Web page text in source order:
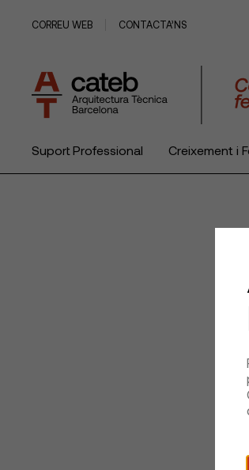
CORREU WEB CONTACTA’NS
Suport Professional Creixement i